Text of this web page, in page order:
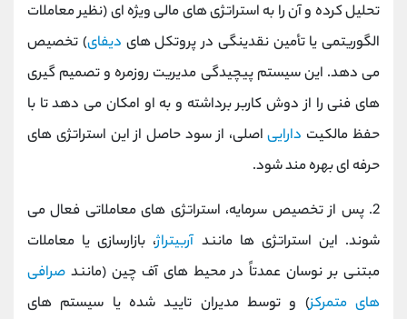
تحلیل کرده و آن را به استراتژی ‌های مالی ویژه ‌ای (نظیر معاملات
الگوریتمی یا تأمین نقدینگی در پروتکل ‌های دیفای) تخصیص
می‌ دهد. این سیستم پیچیدگی مدیریت روزمره و تصمیم‌ گیری‌
های فنی را از دوش کاربر برداشته و به او امکان می ‌دهد تا با
حفظ مالکیت داراییاصلی، از سود حاصل از این استراتژی ‌های
حرفه ‌ای بهره ‌مند شود.
2. پس از تخصیص سرمایه، استراتژی‌ های معاملاتی فعال می
‌شوند. این استراتژی ‌ها مانندآربیتراژ، بازارسازی یا معاملات
مبتنی بر نوسان عمدتاً در محیط ‌های آف ‌چین (مانند صرافی
‌های متمرکز) و توسط مدیران تایید شده یا سیستم‌ های